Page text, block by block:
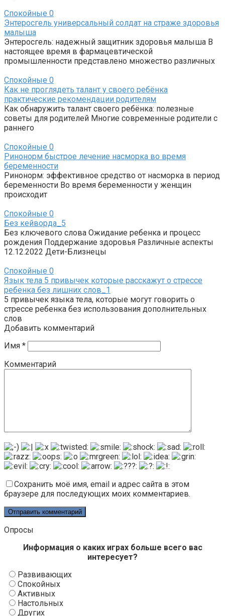
Спокойные 0
Энтеросгель универсальный солдат на страже здоровья
малыша
Энтеросгель: надежный защитник здоровья малыша В
настоящее время в фармацевтической
промышленности представлено множество различных
Спокойные 0
Как не проглядеть талант у своего ребёнка
практические рекомендации родителям
Как обнаружить талант своего ребёнка: полезные
советы для родителей Многие современные родители с
раннего
Спокойные 0
Ринонорм быстрое лечение насморка во время
беременности
Ринонорм: эффективное средство от насморка в период
беременности Во время беременности у женщин
происходит
Спокойные 0
Без кейворда_5
Без ключевого слова Ожидание ребенка и процесс
рождения Поддержание здоровья Различные аспекты
12.12.2022 Дети-Близнецы
Спокойные 0
Язык тела 5 привычек которые расскажут о стрессе
ребенка без лишних слов_1
5 привычек языка тела, которые могут говорить о
стрессе ребенка без использования дополнительных
слов
Добавить комментарий
Имя *
Комментарий
Сохранить моё имя, email и адрес сайта в этом
браузере для последующих моих комментариев.
Опросы
Информация о каких играх больше всего вас
интересует?
Развивающих
Спокойных
Активных
Настольных
Других